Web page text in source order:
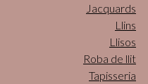
Jacquards
Llins
Llisos
Roba de llit
Tapisseria